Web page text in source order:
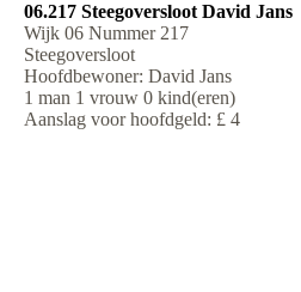
06.217 Steegoversloot David Jans
Wijk 06 Nummer 217
Steegoversloot
Hoofdbewoner: David Jans
1 man 1 vrouw 0 kind(eren)
Aanslag voor hoofdgeld: £ 4